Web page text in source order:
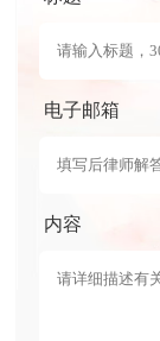
电子邮箱
内容